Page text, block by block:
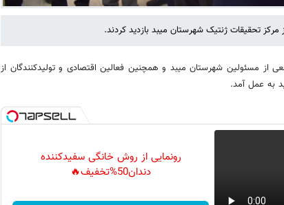
تحقیقات ژنتیک شهرستان میبد بازدید کردند.
از مسئولین شهرستان میبد و همچنین فعالین اقتصادی و تولیدکنندگان از
به عمل آمد.
رونمایی از روش خانگی سفیدکننده
دندان50%تخفیف🔥